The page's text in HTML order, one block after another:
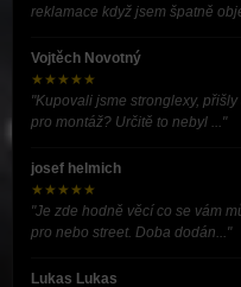
reklamace když jsem špatně
Vojtěch Novotný
★★★★★
"Kupovali jsme stronglexy,
pro montáž? Určitě to nebyl ..."
josef helmich
★★★★★
"Je zde hodně věcí co se vám
pro nebo street. Doba dodán..."
Lukas Lukas